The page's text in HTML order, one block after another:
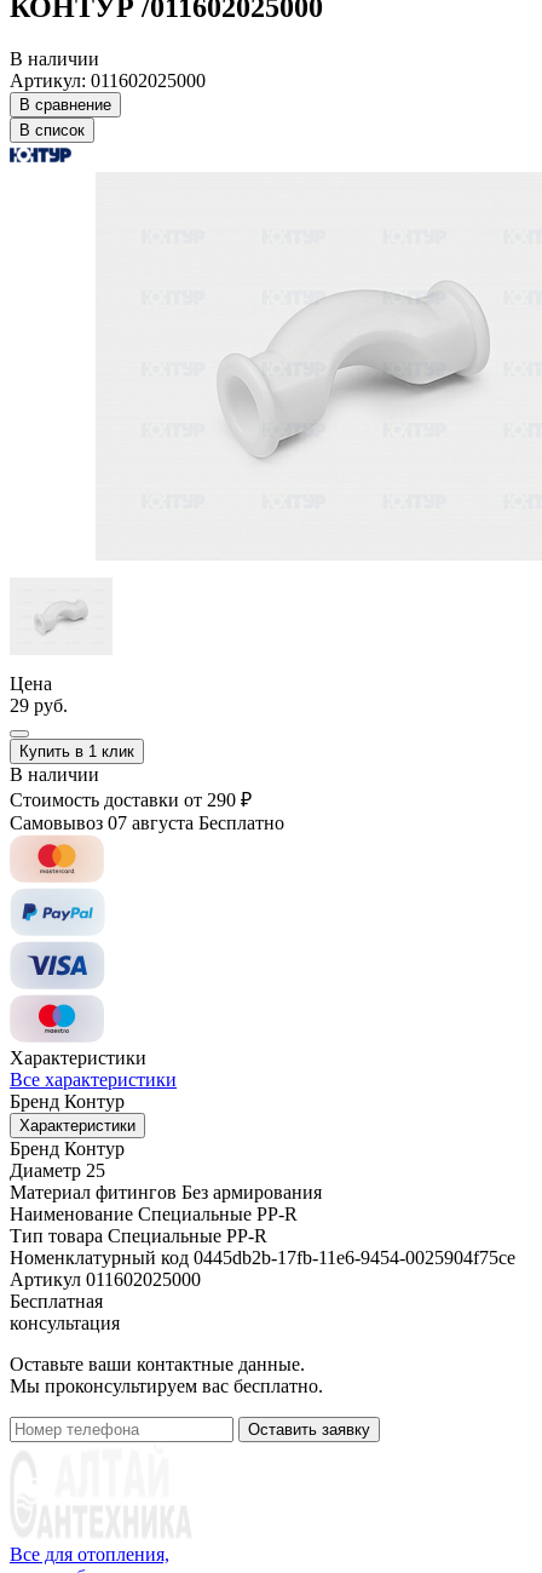
КОНТУР /011602025000
В наличии
Артикул: 011602025000
В сравнение
В список
Цена
29 руб.
Купить в 1 клик
В наличии
Стоимость доставки от 290 ₽
Самовывоз 07 августа Бесплатно
Характеристики
Все характеристики
Бренд Контур
Характеристики
Бренд Контур
Диаметр 25
Материал фитингов Без армирования
Наименование Специальные PP-R
Тип товара Специальные PP-R
Номенклатурный код 0445db2b-17fb-11e6-9454-0025904f75ce
Артикул 011602025000
Бесплатная
консультация
Оставьте ваши контактные данные.
Мы проконсультируем вас бесплатно.
Оставить заявку
Все для отопления,